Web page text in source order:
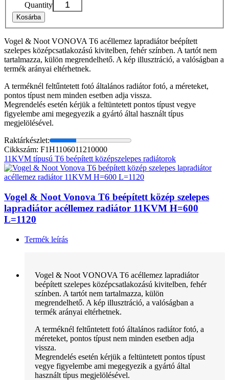
Quantity
Kosárba
Vogel & Noot VONOVA T6 acéllemez lapradiátor beépített
szelepes középcsatlakozású kivitelben, fehér színben. A tartót nem
tartalmazza, külön megrendelhető. A kép illusztráció, a valóságban a
termék arányai eltérhetnek.
A terméknél feltűntetett fotó általános radiátor fotó, a méreteket,
pontos típust nem minden esetben adja vissza.
Megrendelés esetén kérjük a feltüntetett pontos típust vegye
figyelembe ami megegyezik a gyártó által használt típus
megjelölésével.
Raktárkészlet:
Cikkszám: F1H1106011210000
11KVM típusú T6 beépített középszelepes radiátorok
Vogel & Noot Vonova T6 beépített közép szelepes
lapradiátor acéllemez radiátor 11KVM H=600
L=1120
Termék leírás
Vogel & Noot VONOVA T6 acéllemez lapradiátor
beépített szelepes középcsatlakozású kivitelben, fehér
színben. A tartót nem tartalmazza, külön
megrendelhető. A kép illusztráció, a valóságban a
termék arányai eltérhetnek.
A terméknél feltűntetett fotó általános radiátor fotó, a
méreteket, pontos típust nem minden esetben adja
vissza.
Megrendelés esetén kérjük a feltüntetett pontos típust
vegye figyelembe ami megegyezik a gyártó által
használt típus megjelölésével.